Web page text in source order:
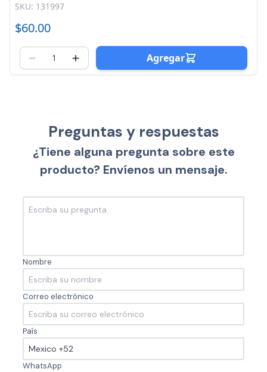
SKU: 131997
$60.00
Agregar
Preguntas y respuestas
¿Tiene alguna pregunta sobre este
producto? Envíenos un mensaje.
Nombre
Correo electrónico
País
WhatsApp